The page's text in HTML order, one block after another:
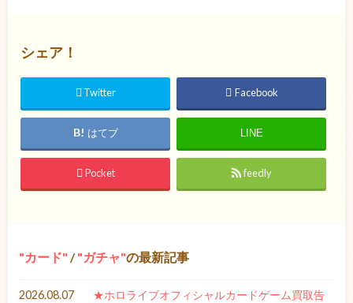
シェア！
Twitter Facebook
はてブ LINE
Pocket feedly
カード / ガチャ の最新記事
2026.08.07
★ホロライブオフィシャルカードゲーム買取告